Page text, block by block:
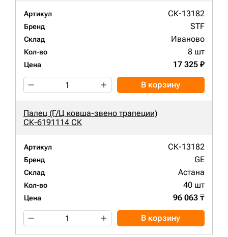
Артикул СК-13182
Бренд STF
Склад Иваново
Кол-во 8 шт
Цена 17 325 ₽
В корзину
Палец (Г/Ц ковша-звено трапеции)
СК-6191114 СК
Артикул СК-13182
Бренд GE
Склад Астана
Кол-во 40 шт
Цена 96 063 ₸
В корзину